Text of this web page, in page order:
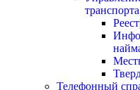
Телефонный